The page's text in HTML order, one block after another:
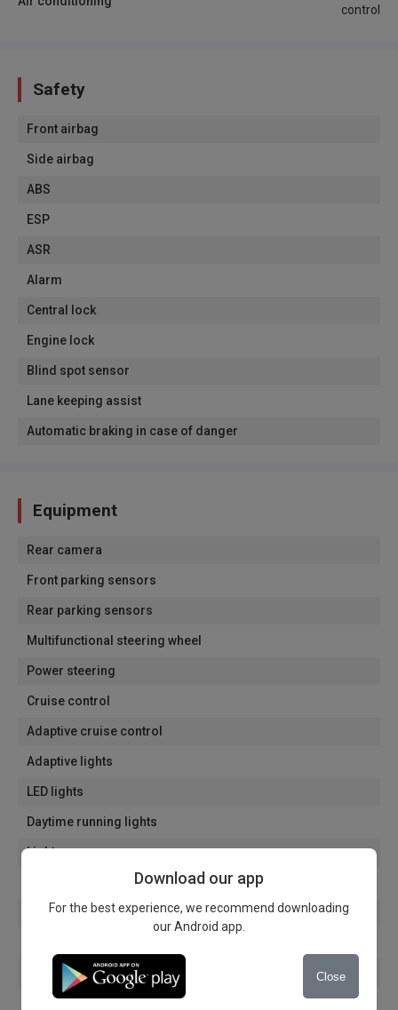
control
Safety
Front airbag
Side airbag
ABS
ESP
ASR
Alarm
Central lock
Engine lock
Blind spot sensor
Lane keeping assist
Automatic braking in case of danger
Equipment
Rear camera
Front parking sensors
Rear parking sensors
Multifunctional steering wheel
Power steering
Cruise control
Adaptive cruise control
Adaptive lights
LED lights
Daytime running lights
Light sensors
Panoramic roof
Automatic dimming of the interior mirror
Alloy wheels
Download our app
For the best experience, we recommend downloading
our Android app.
Close